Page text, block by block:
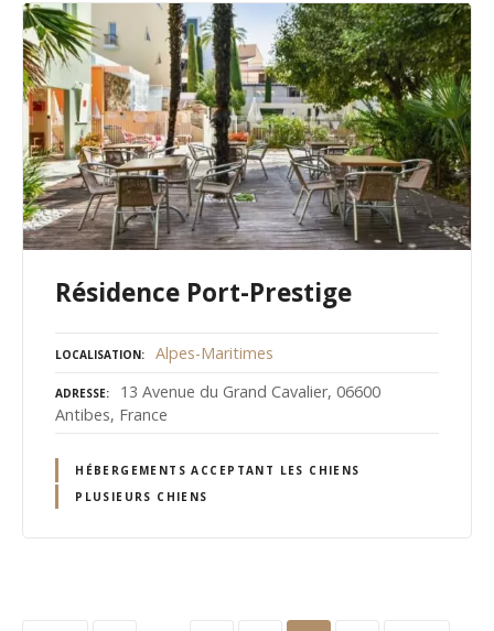
Résidence Port-Prestige
LOCALISATION Alpes-Maritimes
ADRESSE
13 Avenue du Grand Cavalier, 06600
Antibes, France
HÉBERGEMENTS ACCEPTANT LES CHIENS
PLUSIEURS CHIENS